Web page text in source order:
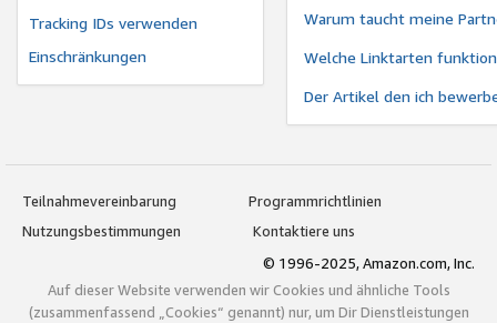
Tracking IDs verwenden
Einschränkungen
Warum taucht meine
Welche Linktarten
Der Artikel den ich
Teilnahmevereinbarung
Programmrichtlinien
Nutzungsbestimmungen
Kontaktiere uns
© 1996-2025, Amazon.com, Inc.
Auf dieser Website verwenden wir Cookies und ähnliche Tools
(zusammenfassend „Cookies“ genannt) nur, um Dir Dienstleistungen